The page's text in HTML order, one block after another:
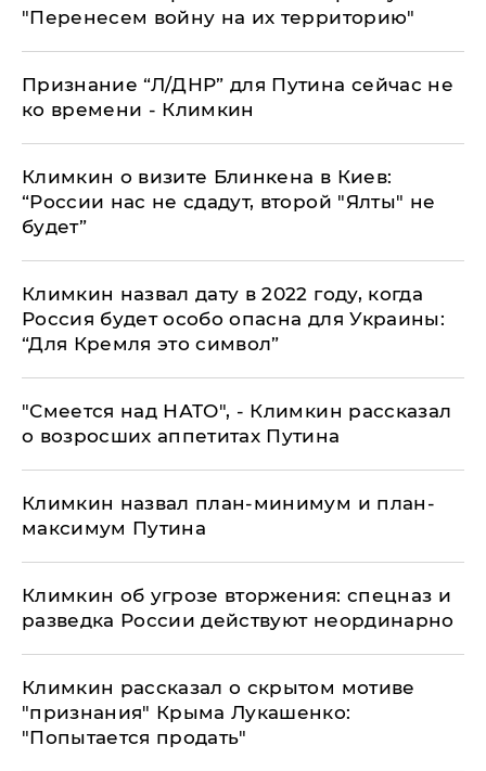
"Перенесем войну на их территорию"
​Признание “Л/ДНР” для Путина сейчас не
ко времени - Климкин
Климкин о визите Блинкена в Киев:
“России нас не сдадут, второй "Ялты" не
будет”
​Климкин назвал дату в 2022 году, когда
Россия будет особо опасна для Украины:
“Для Кремля это символ”
"Смеется над НАТО", - Климкин рассказал
о возросших аппетитах Путина
Климкин назвал план-минимум и план-
максимум Путина
Климкин об угрозе вторжения: спецназ и
разведка России действуют неординарно
​Климкин рассказал о скрытом мотиве
"признания" Крыма Лукашенко:
"Попытается продать"